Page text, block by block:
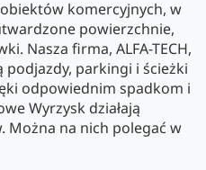
komercyjnych, w
powierzchnie,
Nasza firma, ALFA-TECH,
parkingi i ścieżki
odpowiednim spadkom i
Wyrzysk działają
Można na nich polegać w